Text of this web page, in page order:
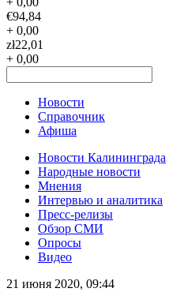
€94,84
+ 0,00
zł22,01
+ 0,00
Новости
Справочник
Афиша
Новости Калининграда
Народные новости
Мнения
Интервью и аналитика
Пресс-релизы
Обзор СМИ
Опросы
Видео
21 июня 2020, 09:44